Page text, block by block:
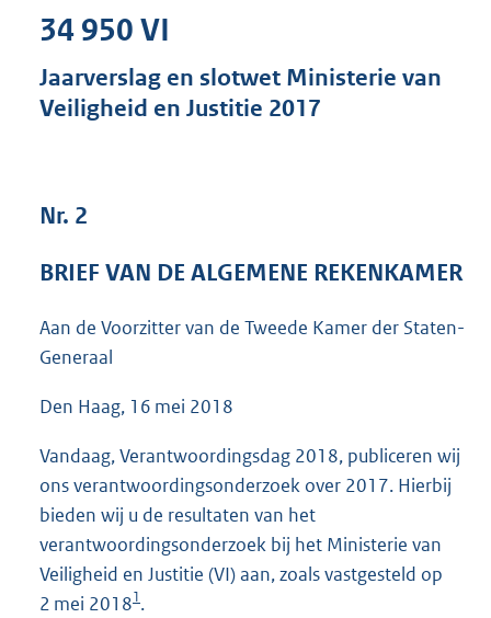
d
g
1
34 950 VI
Jaarverslag en slotwet Ministerie van
Veiligheid en Justitie 2017
Nr. 2
BRIEF VAN DE ALGEMENE REKENKAMER
Aan de Voorzitter van de Tweede Kamer der Staten-
Generaal
Den Haag, 16 mei 2018
Vandaag, Verantwoordingsdag 2018, publiceren wij
ons verantwoordingsonderzoek over 2017. Hierbij
bieden wij u de resultaten van het
verantwoordingsonderzoek bij het Ministerie van
Veiligheid en Justitie (VI) aan, zoals vastgesteld op
2 mei 20181.